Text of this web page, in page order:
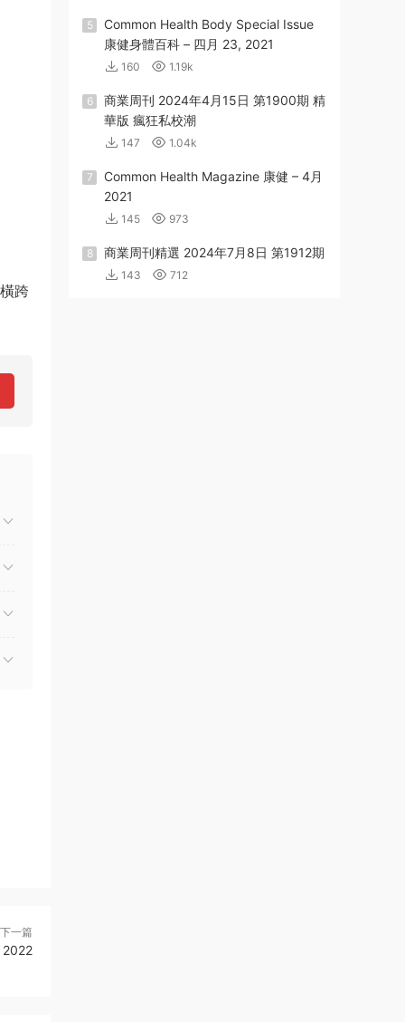
跨
下一篇
2022
5
Common Health Body Special Issue
康健身體百科 – 四月 23, 2021
160 1.19k
6
商業周刊 2024年4月15日 第1900期 精
華版 瘋狂私校潮
147 1.04k
7
Common Health Magazine 康健 – 4月
2021
145 973
8 商業周刊精選 2024年7月8日 第1912期
143 712